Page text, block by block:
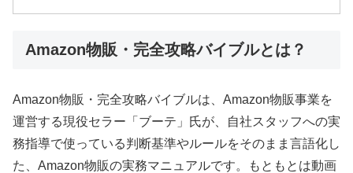
Amazon物販・完全攻略バイブルとは？
Amazon物販・完全攻略バイブルは、Amazon物販事業を
運営する現役セラー「ブーテ」氏が、自社スタッフへの実
務指導で使っている判断基準やルールをそのまま言語化し
た、Amazon物販の実務マニュアルです。もともとは動画